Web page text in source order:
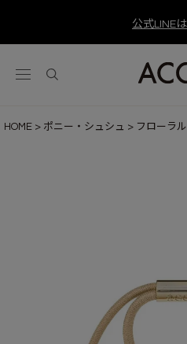
公式LINE
HOME ポニー・シュシュ フローラ